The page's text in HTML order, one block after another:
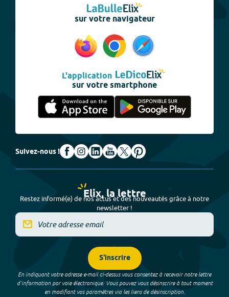
sur votre navigateur
L'application
sur votre smartphone
Suivez-nous !
Elix, la lettre
Restez informé(e) de nos actus et des nouveautés grâce à notre
newsletter !
S'inscrire
En indiquant votre adresse e-mail ci-dessus vous consentez à recevoir notre lettre
d’information par voie électronique. Vous pouvez vous désinscrire à tout moment
en modifiant vos paramètres via les liens de désinscription.